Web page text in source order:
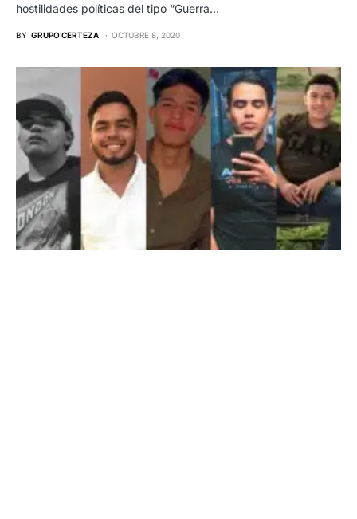
hostilidades políticas del tipo “Guerra…
BY GRUPO CERTEZA OCTUBRE 8, 2020